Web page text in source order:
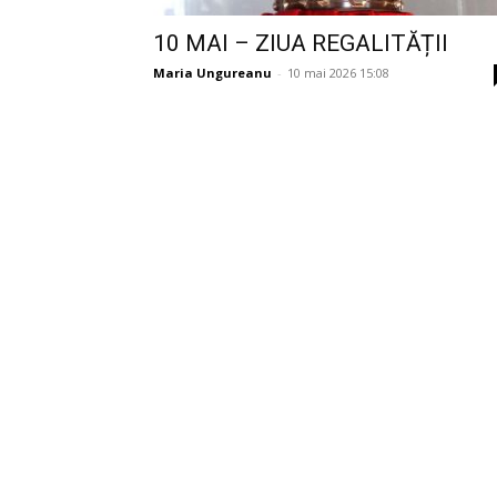
10 MAI – ZIUA REGALITĂȚII
Maria Ungureanu - 10 mai 2026 15:08